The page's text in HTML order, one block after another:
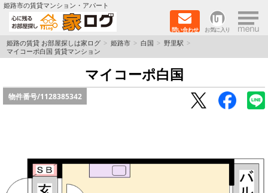
姫路市の賃貸マンション・アパート
問い合わせ お気に入り ×
TOPページ
ペットOK物件
保証人不要物件
初期費用リーズナブル物件
姫路の賃貸 お部屋探しは家ログ 姫路市 白国
野里駅
マイコーポ白国 賃貸マンション
マイコーポ白国
物件番号/1128385342